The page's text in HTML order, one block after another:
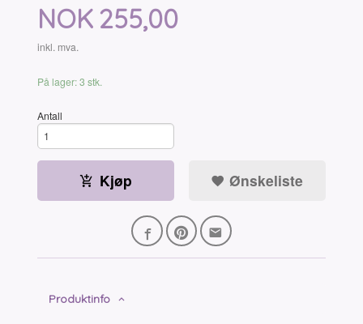
Pris
NOK 255,00
inkl. mva.
På lager: 3 stk.
Antall
Kjøp Ønskeliste
Produktinfo